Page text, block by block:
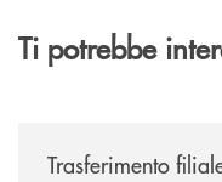
Ti potrebbe
Trasferimento